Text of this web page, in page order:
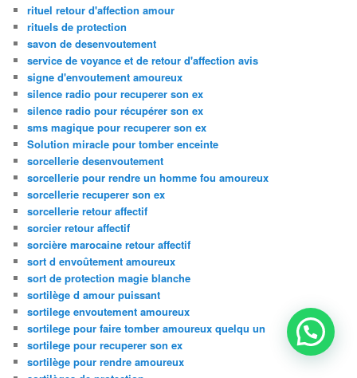
rituel retour d'affection amour
rituels de protection
savon de desenvoutement
service de voyance et de retour d'affection avis
signe d'envoutement amoureux
silence radio pour recuperer son ex
silence radio pour récupérer son ex
sms magique pour recuperer son ex
Solution miracle pour tomber enceinte
sorcellerie desenvoutement
sorcellerie pour rendre un homme fou amoureux
sorcellerie recuperer son ex
sorcellerie retour affectif
sorcier retour affectif
sorcière marocaine retour affectif
sort d envoûtement amoureux
sort de protection magie blanche
sortilège d amour puissant
sortilege envoutement amoureux
sortilege pour faire tomber amoureux quelqu un
sortilege pour recuperer son ex
sortilège pour rendre amoureux